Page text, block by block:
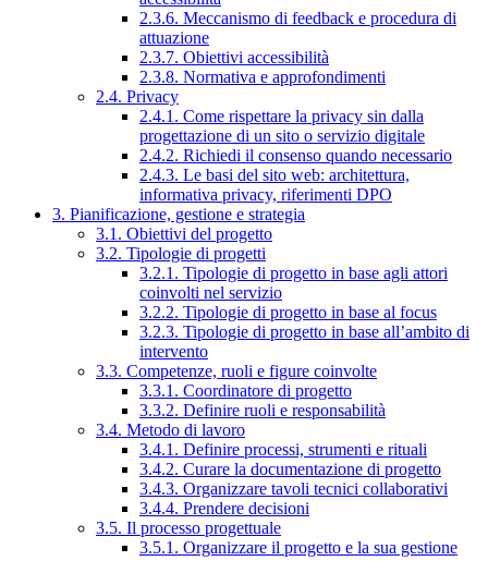
2.3.6. Meccanismo di feedback e procedura di
attuazione
2.3.7. Obiettivi accessibilità
2.3.8. Normativa e approfondimenti
2.4. Privacy
2.4.1. Come rispettare la privacy sin dalla
progettazione di un sito o servizio digitale
2.4.2. Richiedi il consenso quando necessario
2.4.3. Le basi del sito web: architettura,
informativa privacy, riferimenti DPO
3. Pianificazione, gestione e strategia
3.1. Obiettivi del progetto
3.2. Tipologie di progetti
3.2.1. Tipologie di progetto in base agli attori
coinvolti nel servizio
3.2.2. Tipologie di progetto in base al focus
3.2.3. Tipologie di progetto in base all’ambito di
intervento
3.3. Competenze, ruoli e figure coinvolte
3.3.1. Coordinatore di progetto
3.3.2. Definire ruoli e responsabilità
3.4. Metodo di lavoro
3.4.1. Definire processi, strumenti e rituali
3.4.2. Curare la documentazione di progetto
3.4.3. Organizzare tavoli tecnici collaborativi
3.4.4. Prendere decisioni
3.5. Il processo progettuale
3.5.1. Organizzare il progetto e la sua gestione